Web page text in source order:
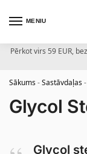
MENIU
Pērkot virs 59 EUR,
Sākums-Sastāvdaļas-
Glycol
Glycol